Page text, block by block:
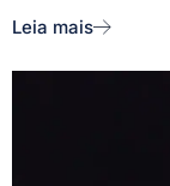
Leia mais